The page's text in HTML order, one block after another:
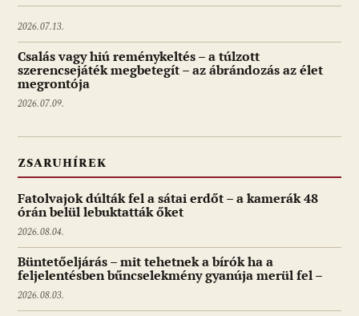
2026.07.13.
Csalás vagy hiú reménykeltés – a túlzott
szerencsejáték megbetegít – az ábrándozás az élet
megrontója
2026.07.09.
ZSARUHÍREK
Fatolvajok dúlták fel a sátai erdőt – a kamerák 48
órán belül lebuktatták őket
2026.08.04.
Büntetőeljárás – mit tehetnek a bírók ha a
feljelentésben bűncselekmény gyanúja merül fel –
2026.08.03.